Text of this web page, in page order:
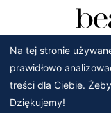
Na tej stronie
prawidłowo
treści dla Ciebie.
Dziękujemy!